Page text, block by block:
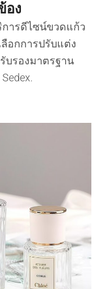
อง
การดีไซน์ขวดแก้ว
อกการปรับแต่ง
บรองมาตรฐาน